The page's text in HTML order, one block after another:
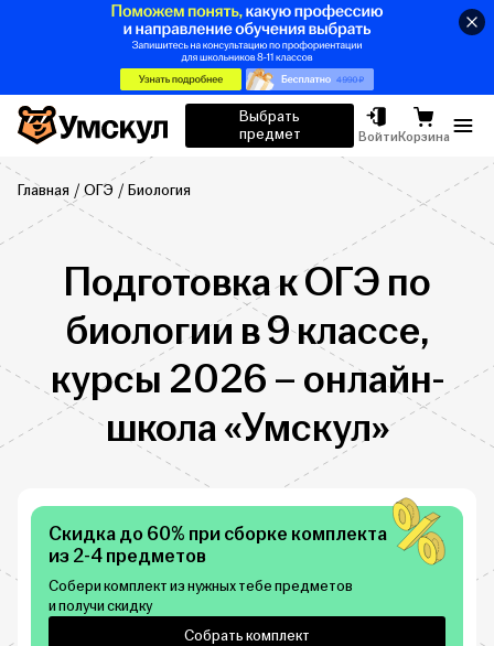
Умскул
Выбрать
предмет
ВойтиКорзина
Главная ОГЭ Биология
Подготовка к ОГЭ по
биологии в 9 классе,
курсы 2026 – онлайн-
школа «Умскул»
Скидка до 60% при сборке комплекта
из 2-4 предметов
Собери комплект из нужных тебе предметов
и получи скидку
Собрать комплект